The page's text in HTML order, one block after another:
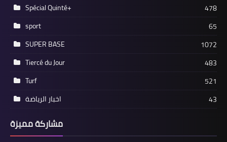
Spécial Quinté+
478
sport
65
SUPER BASE
1072
Tiercé du Jour
483
Turf
521
اخبار الرياضة
43
مشاركة مميزة